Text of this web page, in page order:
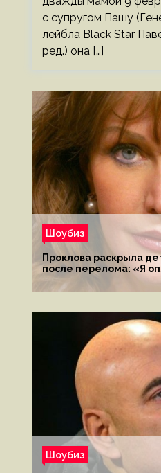
с супругом Пашу
лейбла Black Star
ред.) она […]
Шоубиз
Проклова раскрыла
после перелома: «Я
Шоубиз